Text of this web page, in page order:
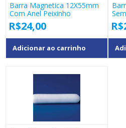
Barra Magnetica 12X55mm
Com Anel Peixinho
R$24,00
Adicionar ao carrinho
R$